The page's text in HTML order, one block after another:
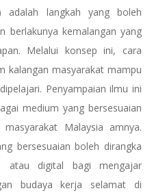
adalah langkah yang boleh
berlakunya kemalangan yang
Melalui konsep ini, cara
kalangan masyarakat mampu
Penyampaian ilmu ini
medium yang bersesuaian
Malaysia amnya.
bersesuaian boleh dirangka
atau digital bagi mengajar
budaya kerja selamat di